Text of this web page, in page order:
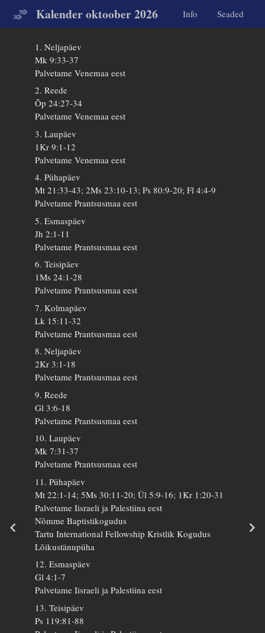
Kalender oktoober 2026 Info Seaded
1. Neljapäev
Mk 9:33-37
Palvetame Venemaa eest
2. Reede
Õp 24:27-34
Palvetame Venemaa eest
3. Laupäev
1Kr 9:1-12
Palvetame Venemaa eest
4. Pühapäev
Mt 21:33-43; 2Ms 23:10-13; Ps 80:9-20; Fl 4:4-9
Palvetame Prantsusmaa eest
5. Esmaspäev
Jh 2:1-11
Palvetame Prantsusmaa eest
6. Teisipäev
1Ms 24:1-28
Palvetame Prantsusmaa eest
7. Kolmapäev
Lk 15:11-32
Palvetame Prantsusmaa eest
8. Neljapäev
2Kr 3:1-18
Palvetame Prantsusmaa eest
9. Reede
Gl 3:6-18
Palvetame Prantsusmaa eest
10. Laupäev
Mk 7:31-37
Palvetame Prantsusmaa eest
11. Pühapäev
Mt 22:1-14; 5Ms 30:11-20; Ül 5:9-16; 1Kr 1:20-31
Palvetame Iisraeli ja Palestiina eest
Nõmme Baptistikogudus
Tartu International Fellowship Kristlik Kogudus
Lõikustänupüha
12. Esmaspäev
Gl 4:1-7
Palvetame Iisraeli ja Palestiina eest
13. Teisipäev
Ps 119:81-88